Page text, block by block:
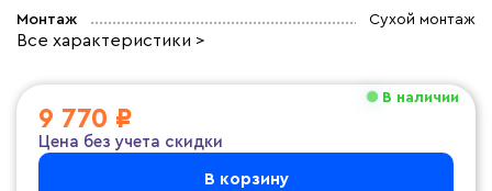
Монтаж Сухой монтаж
Все характеристики >
В наличии
9 770 ₽
Цена без учета скидки
В корзину